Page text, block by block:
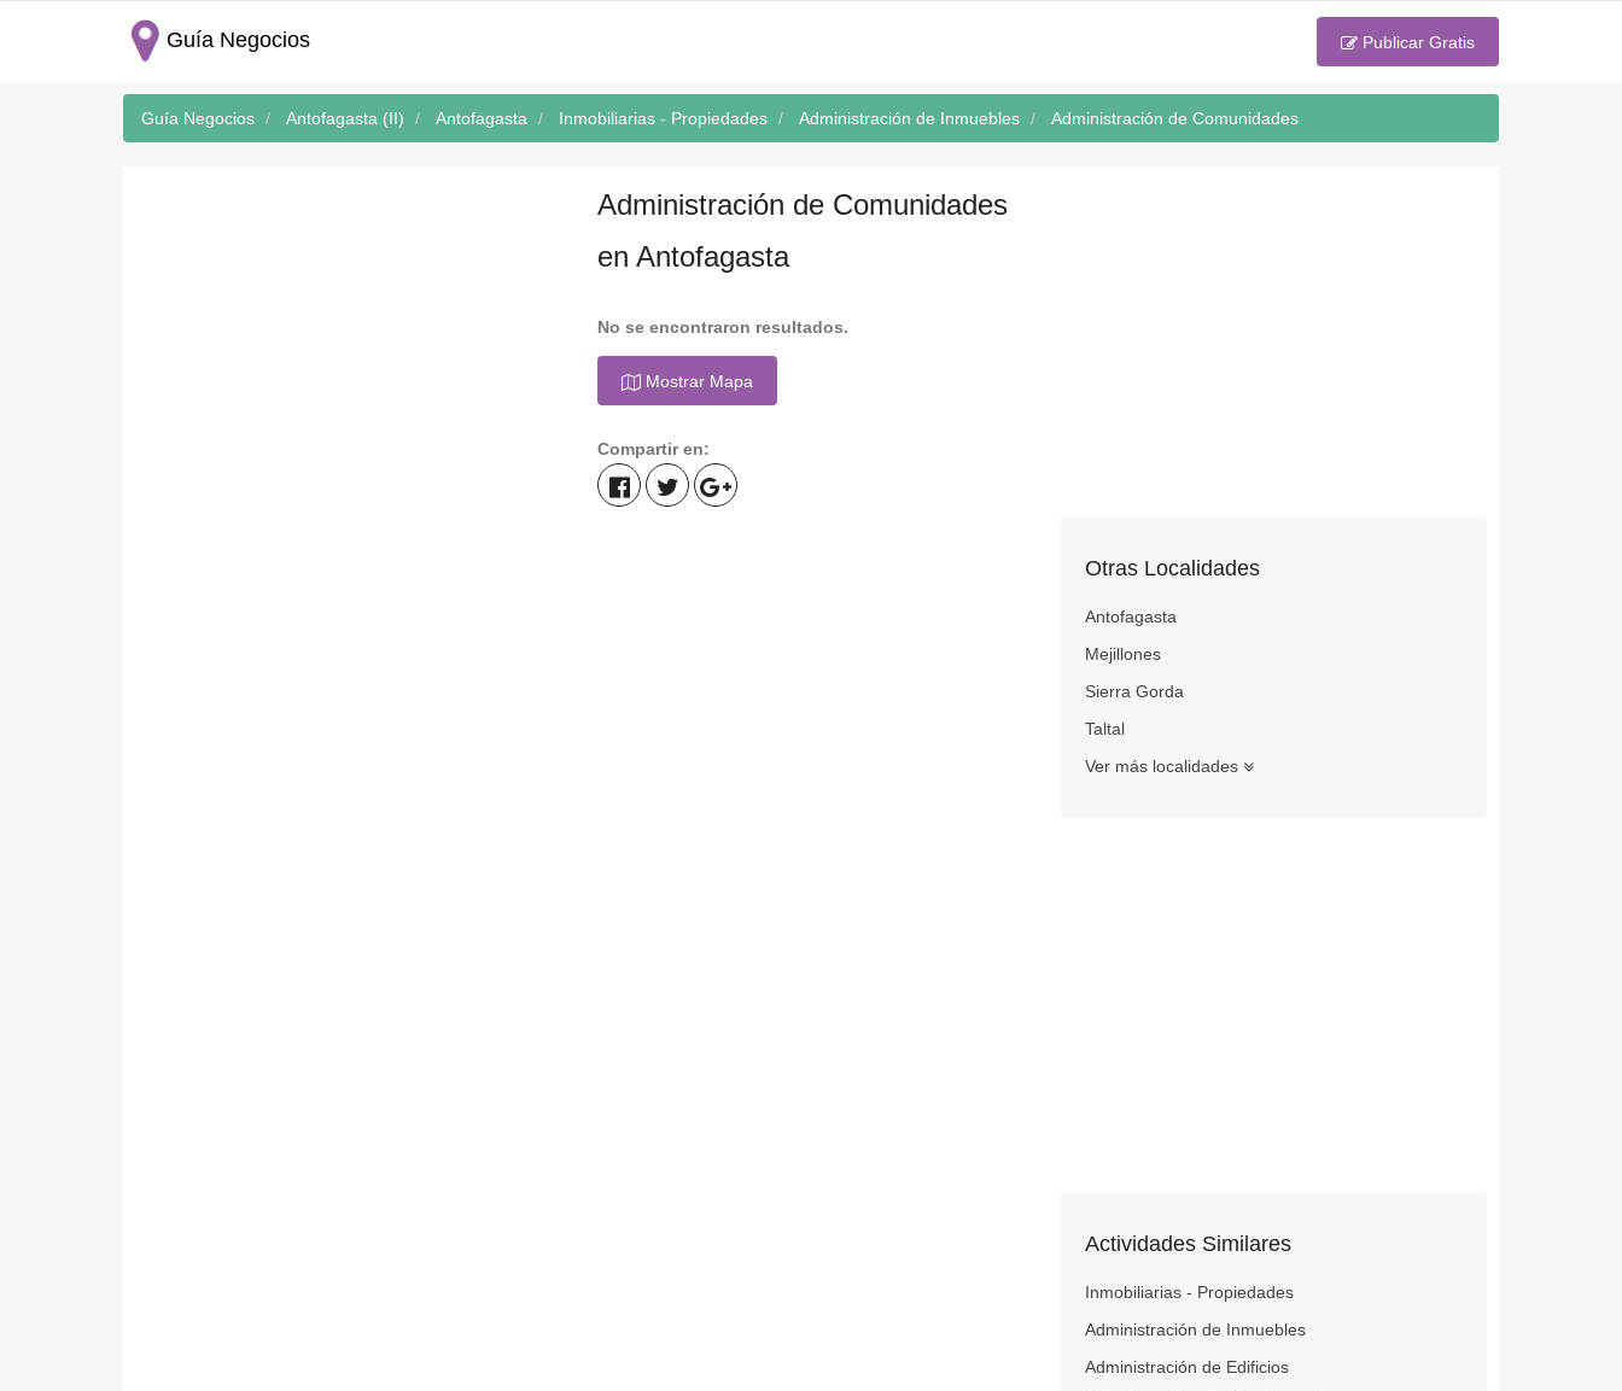
Guía Negocios Publicar Gratis
Guía Negocios Antofagasta (II) Antofagasta Inmobiliarias - Propiedades Administración de Inmuebles Administración de Comunidades
Administración de Comunidades
en Antofagasta
No se encontraron resultados.
Mostrar Mapa
Compartir en:
Otras Localidades
Antofagasta
Mejillones
Sierra Gorda
Taltal
Ver más localidades
Actividades Similares
Inmobiliarias - Propiedades
Administración de Inmuebles
Administración de Edificios